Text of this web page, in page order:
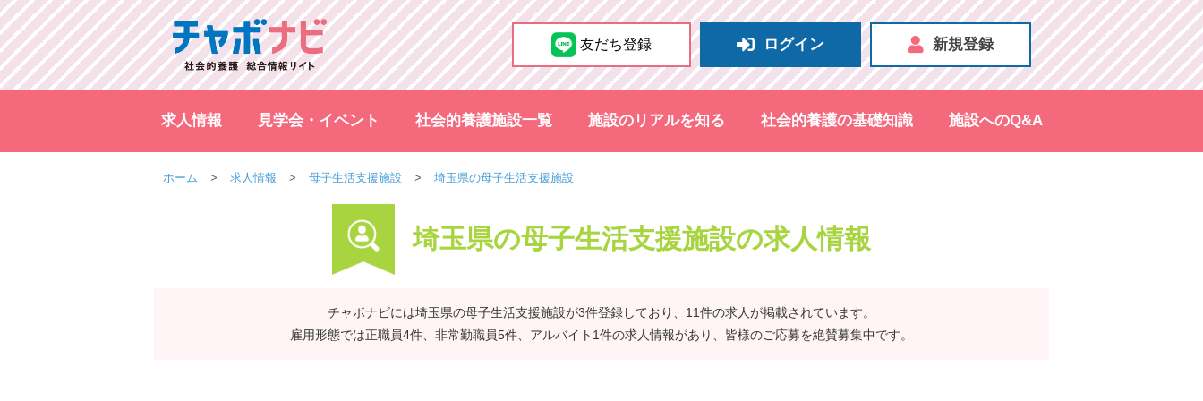
友だち登録 ログイン 新規登録
求人情報 見学会・イベント 社会的養護施設一覧 施設のリアルを知る 社会的養護の基礎知識 施設へのQ&A
ホーム 求人情報 母子生活支援施設 埼玉県の母子生活支援施設
埼玉県の母子生活支援施設の求人情報
チャボナビには埼玉県の母子生活支援施設が3件登録しており、11件の求人が掲載されています。
雇用形態では正職員4件、非常勤職員5件、アルバイト1件の求人情報があり、皆様のご応募を絶賛募集中です。